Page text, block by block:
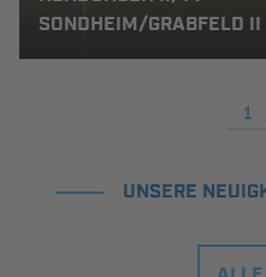
SONDHEIM/GRABFELD II
1
UNSERE